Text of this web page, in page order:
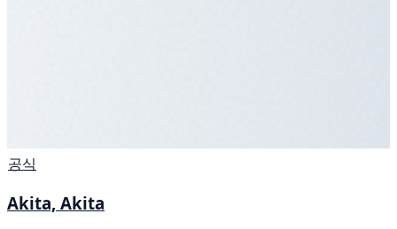
공식
Akita, Akita